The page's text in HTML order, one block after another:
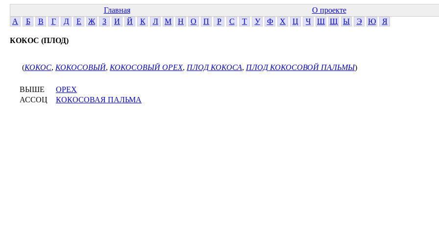
Главная О проекте
А
Б В Г Д Е Ж З И Й К Л М Н О П Р С Т У Ф Х Ц Ч Ш Щ Ы Э Ю Я
КОКОС (ПЛОД)
(КОКОС, КОКОСОВЫЙ, КОКОСОВЫЙ ОРЕХ, ПЛОД КОКОСА, ПЛОД КОКОСОВОЙ ПАЛЬМЫ)
ВЫШЕ
ОРЕХ
АССОЦ
КОКОСОВАЯ ПАЛЬМА